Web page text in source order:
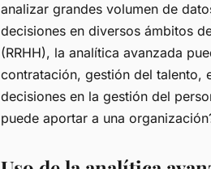
analizar grandes volumen de
decisiones en diversos ámbitos
(RRHH), la analítica avanzada
contratación, gestión del talento,
decisiones en la gestión del
puede aportar a una